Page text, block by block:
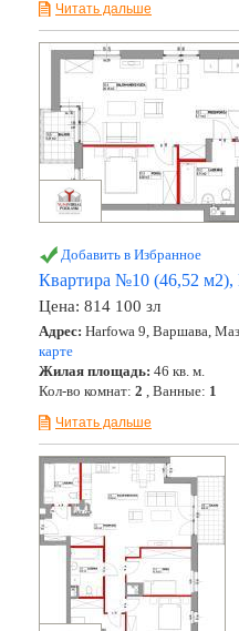
Читать дальше
Добавить в Избранное
Квартира №10 (46,52 м2),
Цена: 814 100 зл
Адрес: Harfowa 9, Варшава,
карте
Жилая площадь: 46 кв. м.
Кол-во комнат: 2 , Ванные: 1
Читать дальше